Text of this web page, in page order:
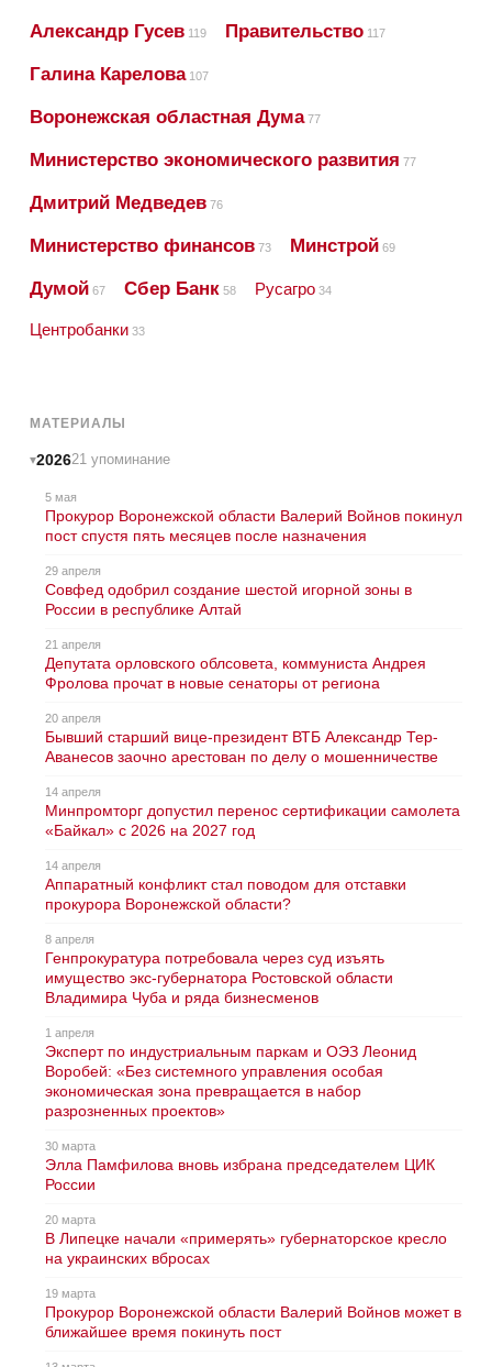
Александр Гусев 119 Правительство 117
Галина Карелова107
Воронежская областная Дума77
Министерство экономического развития 77
Дмитрий Медведев 76
Министерство финансов 73 Минстрой 69
Думой 67 Сбер Банк 58 Русагро 34
Центробанки 33
МАТЕРИАЛЫ
202621 упоминание
5 мая
Прокурор Воронежской области Валерий Войнов покинул
пост спустя пять месяцев после назначения
29 апреля
Совфед одобрил создание шестой игорной зоны в
России в республике Алтай
21 апреля
Депутата орловского облсовета, коммуниста Андрея
Фролова прочат в новые сенаторы от региона
20 апреля
Бывший старший вице-президент ВТБ Александр Тер-
Аванесов заочно арестован по делу о мошенничестве
14 апреля
Минпромторг допустил перенос сертификации самолета
«Байкал» с 2026 на 2027 год
14 апреля
Аппаратный конфликт стал поводом для отставки
прокурора Воронежской области?
8 апреля
Генпрокуратура потребовала через суд изъять
имущество экс-губернатора Ростовской области
Владимира Чуба и ряда бизнесменов
1 апреля
Эксперт по индустриальным паркам и ОЭЗ Леонид
Воробей: «Без системного управления особая
экономическая зона превращается в набор
разрозненных проектов»
30 марта
Элла Памфилова вновь избрана председателем ЦИК
России
20 марта
В Липецке начали «примерять» губернаторское кресло
на украинских вбросах
19 марта
Прокурор Воронежской области Валерий Войнов может в
ближайшее время покинуть пост